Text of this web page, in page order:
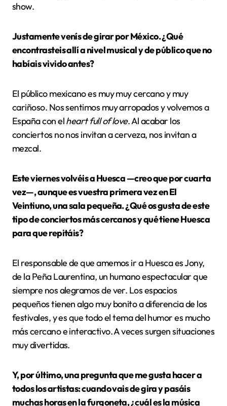
show.
Justamente venís de girar por México. ¿Qué
encontrasteis allí a nivel musical y de público que no
habíais vivido antes?
El público mexicano es muy muy cercano y muy
cariñoso. Nos sentimos muy arropados y volvemos a
España con elheart full of love. Al acabar los
conciertos no nos invitan a cerveza, nos invitan a
mezcal.
Este viernes volvéis a Huesca —creo que por cuarta
vez—, aunque es vuestra primera vez en El
Veintiuno, una sala pequeña. ¿Qué os gusta de este
tipo de conciertos más cercanos y qué tiene Huesca
para que repitáis?
El responsable de que amemos ir a Huesca es Jony,
de la Peña Laurentina, un humano espectacular que
siempre nos alegramos de ver. Los espacios
pequeños tienen algo muy bonito a diferencia de los
festivales, y es que todo el tema del humor es mucho
más cercano e interactivo. A veces surgen situaciones
muy divertidas.
Y, por último, una pregunta que me gusta hacer a
todos los artistas: cuando vais de gira y pasáis
muchas horas en la furgoneta, ¿cuál es la música